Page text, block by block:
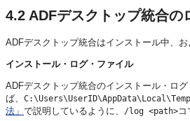
4.2 ADFデスクトップ統合の
ADFデスクトップ統合はインストール中、
インストール・ログ・ファイル
ADFデスクトップ統合のインストール・ロ
ば、
法」 で説明しているように、 /log <path>